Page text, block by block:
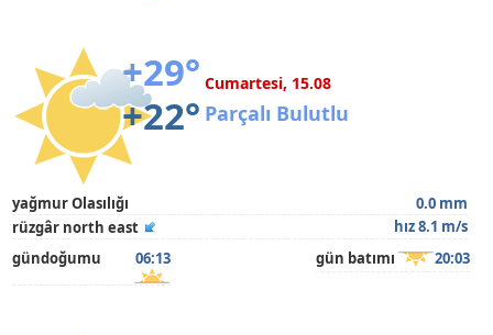
+29°
+22°
Cumartesi, 15.08
Parçalı Bulutlu
yağmur Olasılığı
0.0 mm
rüzgâr north east
hız 8.1 m/s
gündoğumu
06:13 gün batımı 20:03